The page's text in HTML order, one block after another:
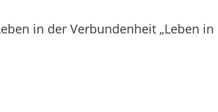
in der Verbundenheit „Leben